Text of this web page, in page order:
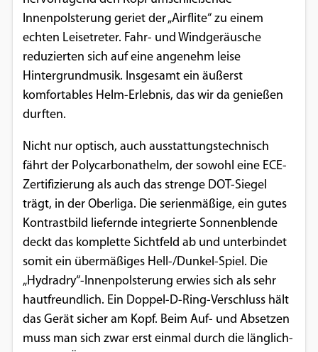
Innenpolsterung geriet der „Airflite“ zu einem
echten Leisetreter. Fahr- und Windgeräusche
reduzierten sich auf eine angenehm leise
Hintergrundmusik. Insgesamt ein äußerst
komfortables Helm-Erlebnis, das wir da genießen
durften.
Nicht nur optisch, auch ausstattungstechnisch
fährt der Polycarbonathelm, der sowohl eine ECE-
Zertifizierung als auch das strenge DOT-Siegel
trägt, in der Oberliga. Die serienmäßige, ein gutes
Kontrastbild liefernde integrierte Sonnenblende
deckt das komplette Sichtfeld ab und unterbindet
somit ein übermäßiges Hell-/Dunkel-Spiel. Die
„Hydradry“-Innenpolsterung erwies sich als sehr
hautfreundlich. Ein Doppel-D-Ring-Verschluss hält
das Gerät sicher am Kopf. Beim Auf- und Absetzen
muss man sich zwar erst einmal durch die länglich-
Google Maps
Google